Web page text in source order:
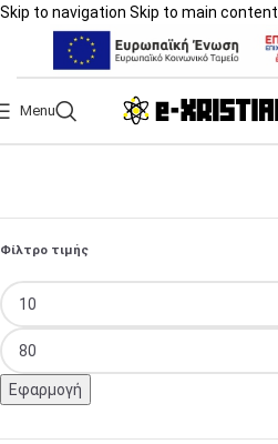
Skip to navigation Skip to main content
Menu
Φίλτρο τιμής
Εφαρμογή